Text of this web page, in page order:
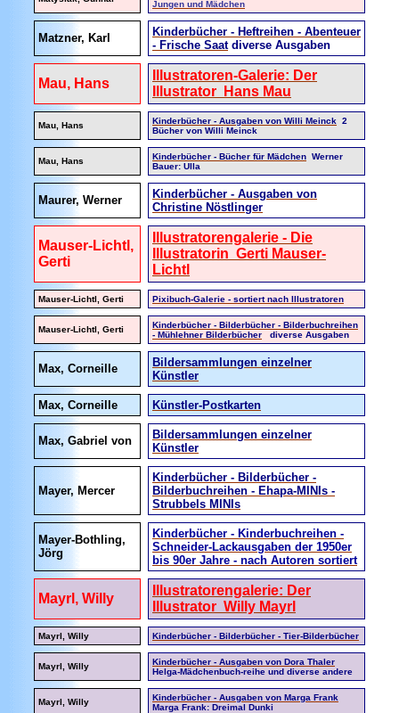
Jungen und Mädchen
Matzner, Karl
Kinderbücher - Heftreihen - Abenteuer
- Frische Saatdiverse Ausgaben
Mau, Hans
Illustratoren-Galerie: Der
Illustrator Hans Mau
Mau, Hans Kinderbücher - Ausgaben von Willi Meinck 2
Bücher von Willi Meinck
Mau, Hans Kinderbücher - Bücher für Mädchen Werner
Bauer: Ulla
Maurer, Werner
Kinderbücher - Ausgaben von
Christine Nöstlinger
Mauser-Lichtl,
Gerti
Illustratorengalerie - Die
Illustratorin Gerti Mauser-
Lichtl
Mauser-Lichtl, Gerti Pixibuch-Galerie - sortiert nach Illustratoren
Mauser-Lichtl, Gerti
Kinderbücher - Bilderbücher - Bilderbuchreihen
- Mühlehner Bilderbücher diverse Ausgaben
Max, Corneille
Bildersammlungen einzelner
Künstler
Max, Corneille Künstler-Postkarten
Max, Gabriel von
Bildersammlungen einzelner
Künstler
Mayer, Mercer
Kinderbücher - Bilderbücher -
Bilderbuchreihen - Ehapa-MINIs -
Strubbels MINIs
Mayer-Bothling,
Jörg
Kinderbücher - Kinderbuchreihen -
Schneider-Lackausgaben der 1950er
bis 90er Jahre - nach Autoren sortiert
Mayrl, Willy
Illustratorengalerie: Der
Illustrator Willy Mayrl
Mayrl, Willy Kinderbücher - Bilderbücher - Tier-Bilderbücher
Mayrl, Willy
Kinderbücher - Ausgaben von Dora Thaler
Helga-Mädchenbuch-reihe und diverse andere
Mayrl, Willy
Kinderbücher - Ausgaben von Marga Frank
Marga Frank: Dreimal Dunki